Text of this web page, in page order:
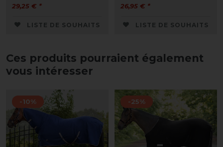
29,25 € *
LISTE DE SOUHAITS
26,95 € *
LISTE DE SOUHAITS
Ces produits pourraient également
vous intéresser
-10% -25%